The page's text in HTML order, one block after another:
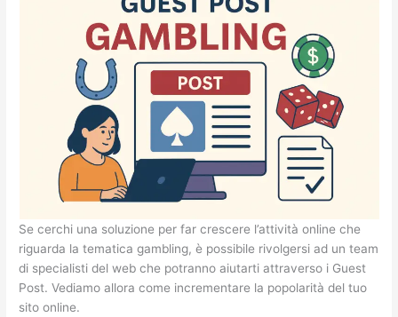
Se cerchi una soluzione per far crescere l’attività online che
riguarda la tematica gambling, è possibile rivolgersi ad un team
di specialisti del web che potranno aiutarti attraverso i Guest
Post. Vediamo allora come incrementare la popolarità del tuo
sito online.